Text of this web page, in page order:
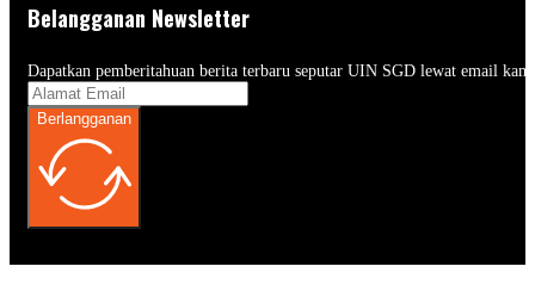
Belangganan Newsletter
Dapatkan pemberitahuan berita terbaru seputar UIN SGD lewat email
Berlangganan